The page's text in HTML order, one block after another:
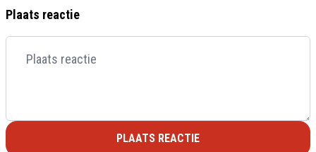
Plaats reactie
PLAATS REACTIE